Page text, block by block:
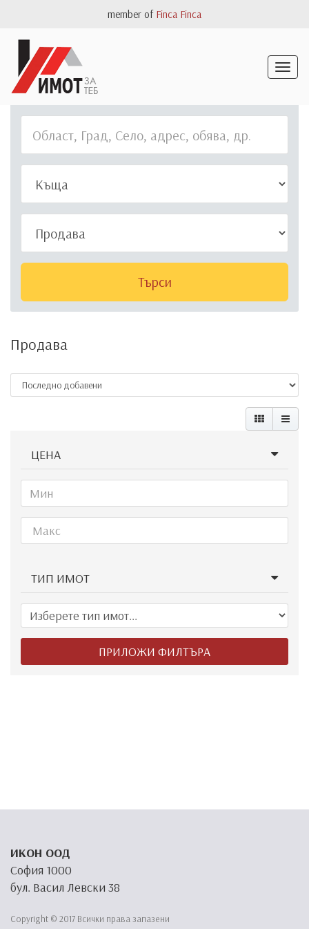
member of Finca Finca
Продава
ЦЕНА
ТИП ИМОТ
ИКОН ООД
София 1000
бул. Васил Левски 38
Copyright © 2017 Всички права запазени